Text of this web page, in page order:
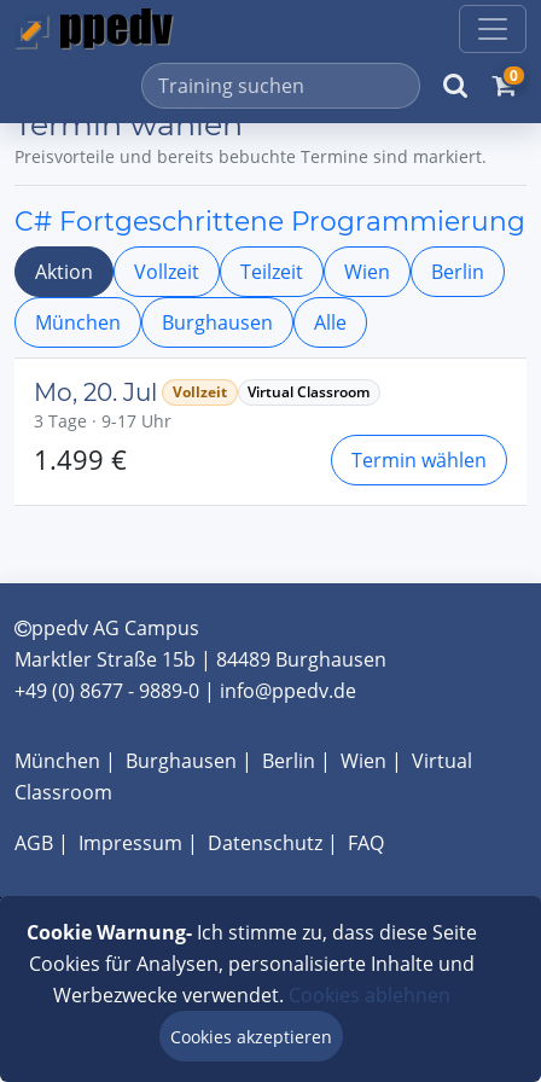
0
Termin wählen
Preisvorteile und bereits bebuchte Termine sind markiert.
C# Fortgeschrittene Programmierung
Aktion Vollzeit Teilzeit Wien
Berlin
München
Burghausen Alle
Mo, 20. Jul Vollzeit Virtual Classroom
3 Tage · 9-17 Uhr
1.499 € Termin wählen
ppedv AG Campus
Marktler Straße 15b | 84489 Burghausen
+49 (0) 8677 - 9889-0 | info@ppedv.de
München | Burghausen | Berlin | Wien | Virtual
Classroom
AGB | Impressum | Datenschutz | FAQ
Cookie Warnung-Ich stimme zu, dass diese Seite
Cookies für Analysen, personalisierte Inhalte und
Werbezwecke verwendet. Cookies ablehnen
Cookies akzeptieren